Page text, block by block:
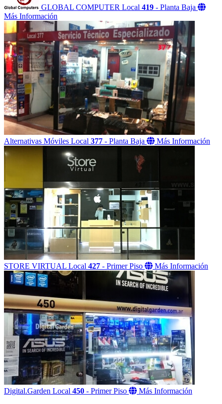
GLOBAL COMPUTER Local 419 - Planta Baja
Más Información
Alternativas Móviles Local 377 - Planta Baja Más Información
STORE VIRTUAL Local 427 - Primer Piso Más Información
Digital.Garden Local 450 - Primer Piso Más Información